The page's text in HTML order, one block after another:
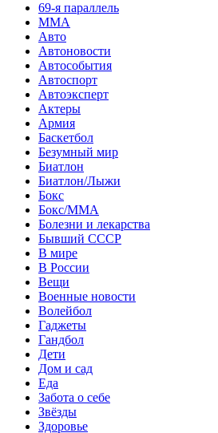
69-я параллель
MMA
Авто
Автоновости
Автособытия
Автоспорт
Автоэксперт
Актеры
Армия
Баскетбол
Безумный мир
Биатлон
Биатлон/Лыжи
Бокс
Бокс/MMA
Болезни и лекарства
Бывший СССР
В мире
В России
Вещи
Военные новости
Волейбол
Гаджеты
Гандбол
Дети
Дом и сад
Еда
Забота о себе
Звёзды
Здоровье